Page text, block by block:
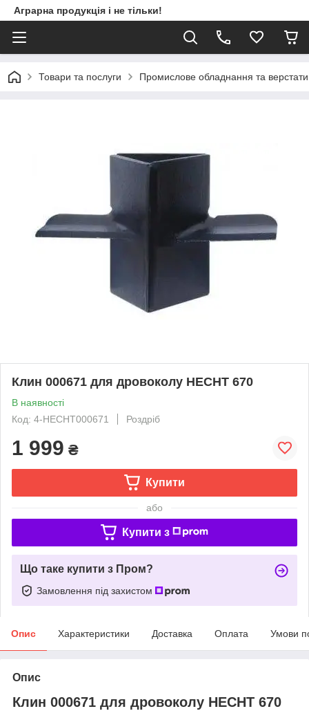
Аграрна продукція і не тільки!
Товари та послуги Промислове обладнання та верстати
Клин 000671 для дровоколу HECHT 670
В наявності
Код: 4-HECHT000671
Роздріб
1 999 ₴
Купити
або
Купити з
Що таке купити з Пром?
Замовлення під захистом
Опис Характеристики Доставка Оплата Умови
Опис
Клин 000671 для дровоколу HECHT 670